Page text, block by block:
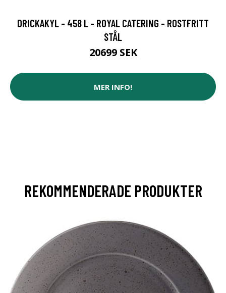
DRICKAKYL - 458 L - ROYAL CATERING - ROSTFRITT
STÅL
20699 SEK
MER INFO!
REKOMMENDERADE PRODUKTER